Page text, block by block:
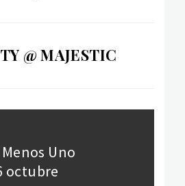
@ MAJESTIC
Uno
octubre